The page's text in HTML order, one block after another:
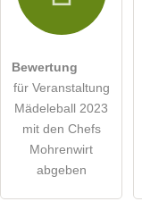
Die
Hinweis:Bitte
Klicken Sie hier
Veranstaltung-
Bewertung
für Veranstaltung
Mädeleball 2023
mit den Chefs
Mohrenwirt
abgeben